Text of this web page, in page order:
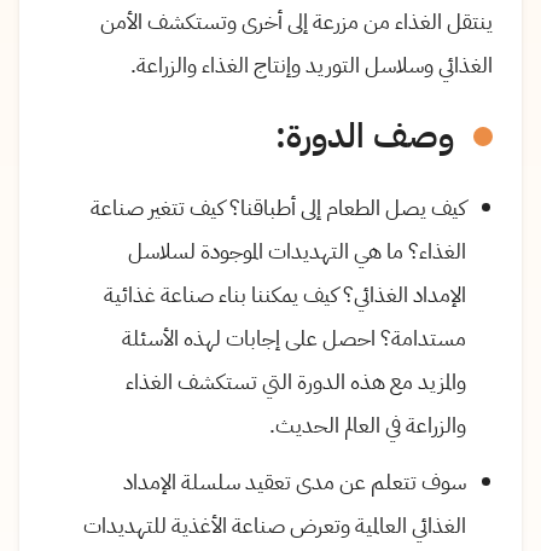
ينتقل الغذاء من مزرعة إلى أخرى وتستكشف الأمن
الغذائي وسلاسل التوريد وإنتاج الغذاء والزراعة.
وصف الدورة:
كيف يصل الطعام إلى أطباقنا؟ كيف تتغير صناعة
الغذاء؟ ما هي التهديدات الموجودة لسلاسل
الإمداد الغذائي؟ كيف يمكننا بناء صناعة غذائية
مستدامة؟ احصل على إجابات لهذه الأسئلة
والمزيد مع هذه الدورة التي تستكشف الغذاء
والزراعة في العالم الحديث.
سوف تتعلم عن مدى تعقيد سلسلة الإمداد
الغذائي العالمية وتعرض صناعة الأغذية للتهديدات